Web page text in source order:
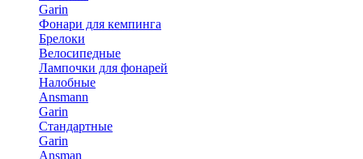
Garin
Фонари для кемпинга
Брелоки
Велосипедные
Лампочки для фонарей
Налобные
Ansmann
Garin
Стандартные
Garin
Ansman